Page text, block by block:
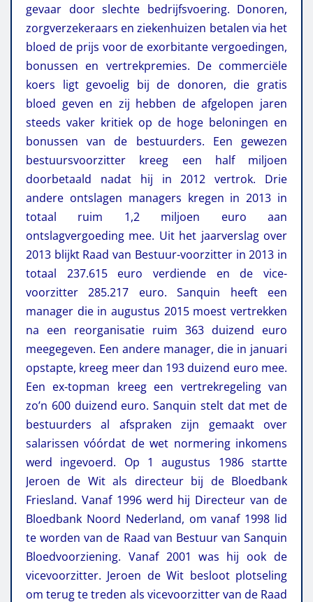
gevaar door slechte bedrijfsvoering. Donoren,
zorgverzekeraars en ziekenhuizen betalen via het
bloed de prijs voor de exorbitante vergoedingen,
bonussen en vertrekpremies. De commerciële
koers ligt gevoelig bij de donoren, die gratis
bloed geven en zij hebben de afgelopen jaren
steeds vaker kritiek op de hoge beloningen en
bonussen van de bestuurders. Een gewezen
bestuursvoorzitter kreeg een half miljoen
doorbetaald nadat hij in 2012 vertrok. Drie
andere ontslagen managers kregen in 2013 in
totaal ruim 1,2 miljoen euro aan
ontslagvergoeding mee. Uit het jaarverslag over
2013 blijkt Raad van Bestuur-voorzitter in 2013 in
totaal 237.615 euro verdiende en de vice-
voorzitter 285.217 euro. Sanquin heeft een
manager die in augustus 2015 moest vertrekken
na een reorganisatie ruim 363 duizend euro
meegegeven. Een andere manager, die in januari
opstapte, kreeg meer dan 193 duizend euro mee.
Een ex-topman kreeg een vertrekregeling van
zo’n 600 duizend euro. Sanquin stelt dat met de
bestuurders al afspraken zijn gemaakt over
salarissen vóórdat de wet normering inkomens
werd ingevoerd. Op 1 augustus 1986 startte
Jeroen de Wit als directeur bij de Bloedbank
Friesland. Vanaf 1996 werd hij Directeur van de
Bloedbank Noord Nederland, om vanaf 1998 lid
te worden van de Raad van Bestuur van Sanquin
Bloedvoorziening. Vanaf 2001 was hij ook de
vicevoorzitter. Jeroen de Wit besloot plotseling
om terug te treden als vicevoorzitter van de Raad